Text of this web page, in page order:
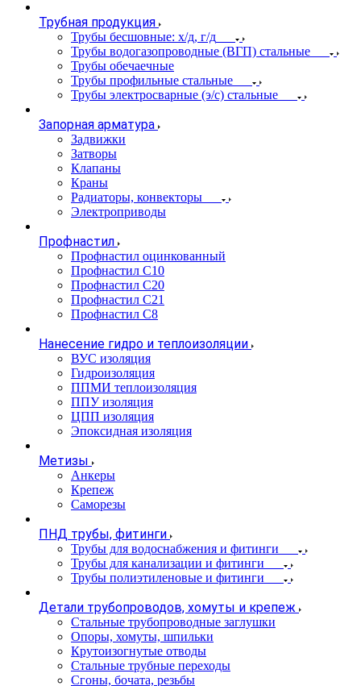
Трубная продукция
Трубы бесшовные: х/д, г/д
Трубы водогазопроводные (ВГП) стальные
Трубы обечаечные
Трубы профильные стальные
Трубы электросварные (э/с) стальные
Запорная арматура
Задвижки
Затворы
Клапаны
Краны
Радиаторы, конвекторы
Электроприводы
Профнастил
Профнастил оцинкованный
Профнастил С10
Профнастил С20
Профнастил С21
Профнастил С8
Нанесение гидро и теплоизоляции
ВУС изоляция
Гидроизоляция
ППМИ теплоизоляция
ППУ изоляция
ЦПП изоляция
Эпоксидная изоляция
Метизы
Анкеры
Крепеж
Саморезы
ПНД трубы, фитинги
Трубы для водоснабжения и фитинги
Трубы для канализации и фитинги
Трубы полиэтиленовые и фитинги
Детали трубопроводов, хомуты и крепеж
Стальные трубопроводные заглушки
Опоры, хомуты, шпильки
Крутоизогнутые отводы
Стальные трубные переходы
Сгоны, бочата, резьбы